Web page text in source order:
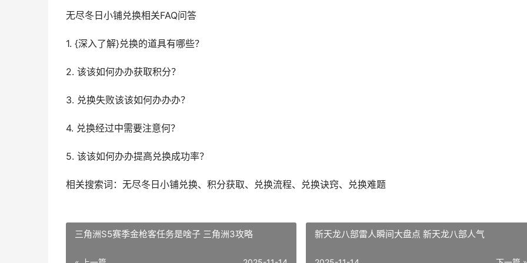
无尽冬日小铺兑换相关FAQ问答
1. {深入了解}兑换的道具有哪些？
2. 该该如何办办获取积分？
3. 兑换失败该该如何办办办？
4. 兑换经过中需要注意何？
5. 该该如何办办提高兑换成功率？
相关搜索词：无尽冬日小铺兑换、积分获取、兑换流程、兑换诀窍、兑换难题
三角洲S5赛季金枪客任务是啥子 三角洲3攻略 新天龙八部雷人瞬间大盘点 新天龙八部人气